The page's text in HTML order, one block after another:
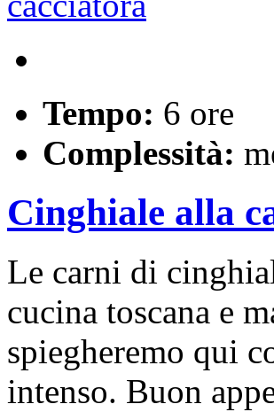
Tempo: 6 ore
Complessità:
Cinghiale alla
Le carni di
cucina toscana e
spiegheremo qui
intenso. Buon